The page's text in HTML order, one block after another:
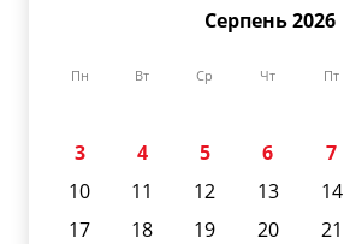
Серпень 2026
Пн Вт Ср Чт Пт
3
4 5 6 7
10
11 12 13 14
17
18 19 20 21